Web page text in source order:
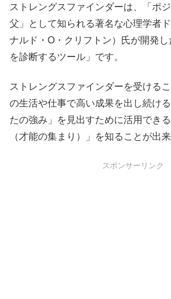
ストレングスファインダーは、「ポ
父」として知られる著名な心理学者
ナルド・O・クリフトン）氏が開発
を診断するツール」です。
ストレングスファインダーを受ける
の生活や仕事で高い成果を出し続け
たの強み」を見出すために活用でき
（才能の集まり）」を知ることが出来
スポンサーリンク